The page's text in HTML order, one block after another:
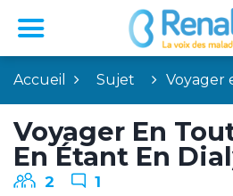
Accueil Sujet Voyager
Voyager En
En Étant En
2 1